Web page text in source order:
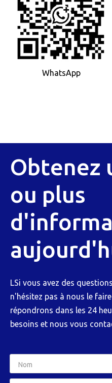
WhatsApp
Obtenez
ou plus
LSi vous avez des
n'hésitez pas à nous le
répondrons dans les 24
besoins et nous vous